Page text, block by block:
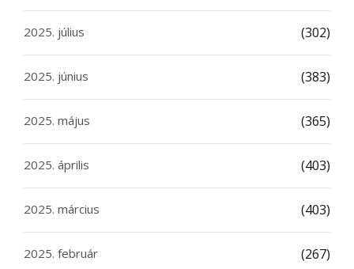
2025. július (302)
2025. június (383)
2025. május (365)
2025. április (403)
2025. március (403)
2025. február (267)